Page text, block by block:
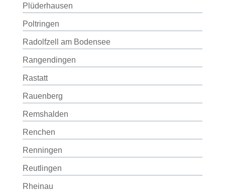
Plüderhausen
Poltringen
Radolfzell am Bodensee
Rangendingen
Rastatt
Rauenberg
Remshalden
Renchen
Renningen
Reutlingen
Rheinau